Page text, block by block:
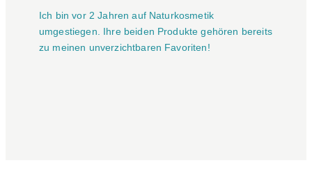
Ich bin vor 2 Jahren auf Naturkosmetik
umgestiegen. Ihre beiden Produkte gehören bereits
zu meinen unverzichtbaren Favoriten!